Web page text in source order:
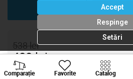
538lei
480lei
Comparație Favorite Catalog
Accept
Respinge
Setări